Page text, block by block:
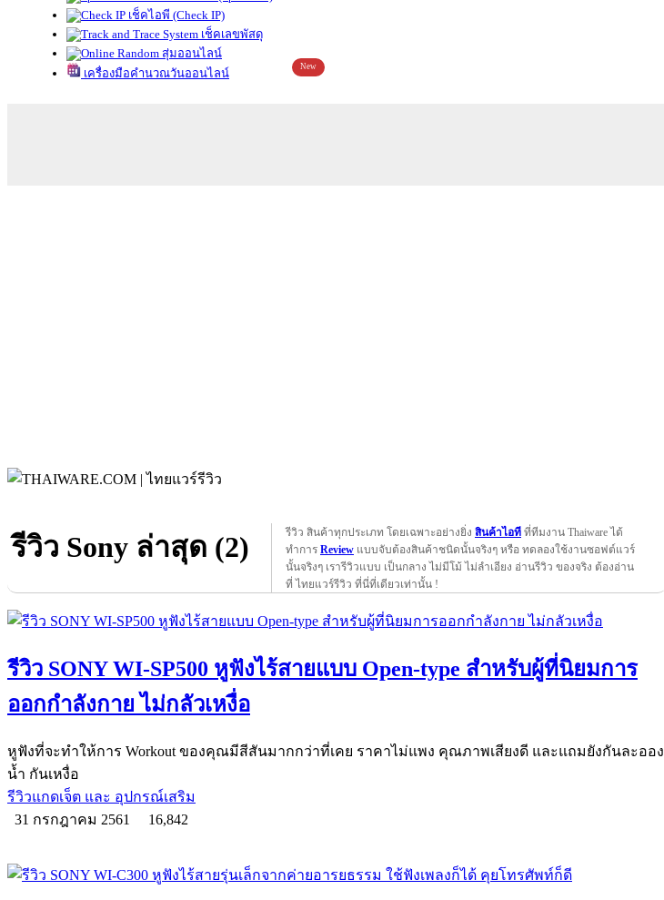
เช็คไอพี (Check IP)
เช็คเลขพัสดุ
สุ่มออนไลน์
เครื่องมือคำนวณวันออนไลน์
New
รีวิว Sony ล่าสุด (2) รีวิว สินค้าทุกประเภท โดยเฉพาะอย่างยิ่ง สินค้าไอที ที่ทีมงาน Thaiware ได้
ทำการ Review แบบจับต้องสินค้าชนิดนั้นจริงๆ หรือ ทดลองใช้งานซอฟต์แวร์
นั้นจริงๆ เรารีวิวแบบ เป็นกลาง ไม่มีโม้ ไม่ลำเอียง อ่านรีวิว ของจริง ต้องอ่าน
ที่ ไทยแวร์รีวิว ที่นี่ที่เดียวเท่านั้น !
รีวิว SONY WI-SP500 หูฟังไร้สายแบบ Open-type สำหรับผู้ที่นิยมการ
ออกกำลังกาย ไม่กลัวเหงื่อ
หูฟังที่จะทำให้การ Workout ของคุณมีสีสันมากกว่าที่เคย ราคาไม่แพง คุณภาพเสียงดี และแถมยังกันละออง
น้ำ กันเหงื่อ
รีวิวแกดเจ็ต และ อุปกรณ์เสริม
31 กรกฎาคม 2561
16,842